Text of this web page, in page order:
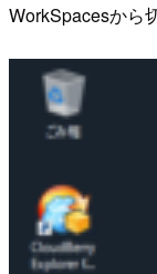
WorkSpacesから